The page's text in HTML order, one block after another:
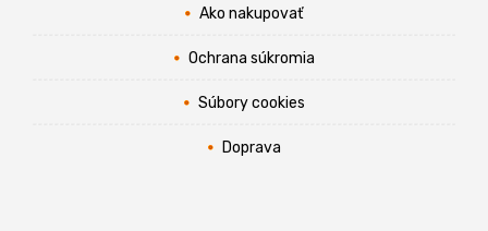
Ako nakupovať
Ochrana súkromia
Súbory cookies
Doprava